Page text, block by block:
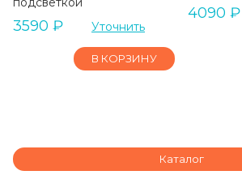
3590 ₽ Уточнить
В КОРЗИНУ
4090 ₽
Каталог